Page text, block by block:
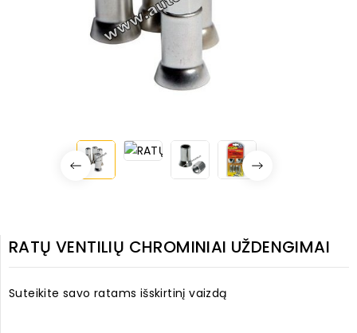
RATŲ VENTILIŲ CHROMINIAI UŽDENGIMAI
Suteikite savo ratams išskirtinį vaizdą